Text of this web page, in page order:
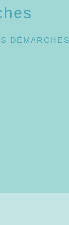
DÉMARCHES